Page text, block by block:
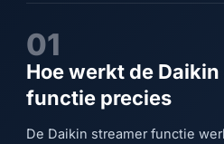
01
Hoe werkt de
functie precies
De Daikin streamer functie